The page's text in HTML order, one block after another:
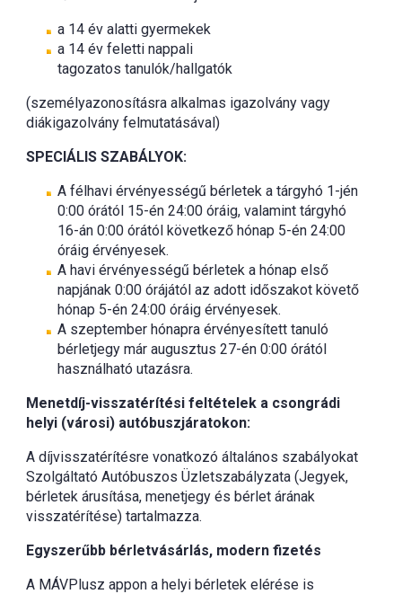
a 14 év alatti gyermekek
a 14 év feletti nappali
tagozatos tanulók/hallgatók
(személyazonosításra alkalmas igazolvány vagy
diákigazolvány felmutatásával)
SPECIÁLIS SZABÁLYOK:
A félhavi érvényességű bérletek a tárgyhó 1-jén
0:00 órától 15-én 24:00 óráig, valamint tárgyhó
16-án 0:00 órától következő hónap 5-én 24:00
óráig érvényesek.
A havi érvényességű bérletek a hónap első
napjának 0:00 órájától az adott időszakot követő
hónap 5-én 24:00 óráig érvényesek.
A szeptember hónapra érvényesített tanuló
bérletjegy már augusztus 27-én 0:00 órától
használható utazásra.
Menetdíj-visszatérítési feltételek a csongrádi
helyi (városi) autóbuszjáratokon:
A díjvisszatérítésre vonatkozó általános szabályokat
Szolgáltató Autóbuszos Üzletszabályzata (Jegyek,
bérletek árusítása, menetjegy és bérlet árának
visszatérítése) tartalmazza.
Egyszerűbb bérletvásárlás, modern fizetés
A MÁVPlusz appon a helyi bérletek elérése is